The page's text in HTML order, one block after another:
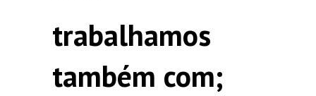
trabalhamos
também com;